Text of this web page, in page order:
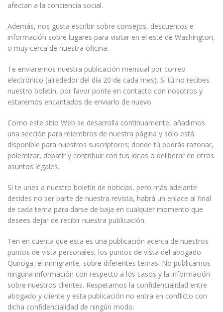
afectan a la conciencia social.
Además, nos gusta escribir sobre consejos, descuentos e
información sobre lugares para visitar en el este de Washington,
o muy cerca de nuestra oficina.
Te enviaremos nuestra publicación mensual por correo
electrónico (alrededor del día 20 de cada mes). Si tú no recibes
nuestro boletín, por favor ponte en contacto con nosotros y
estaremos encantados de enviarlo de nuevo.
Como este sitio Web se desarrolla continuamente, añadimos
una sección para miembros de nuestra página y sólo está
disponible para nuestros suscriptores; donde tú podrás razonar,
polemizar, debatir y contribuir con tus ideas o deliberar en otros
asuntos legales.
Si te unes a nuestro boletín de noticias, pero más adelante
decides no ser parte de nuestra revista, habrá un enlace al final
de cada tema para darse de baja en cualquier momento que
desees dejar de recibir nuestra publicación.
Ten en cuenta que esta es una publicación acerca de nuestros
puntos de vista personales, los puntos de vista del abogado
Quiroga, el inmigrante, sobre diferentes temas. No publicamos
ninguna información con respecto a los casos y la información
sobre nuestros clientes. Respetamos la confidencialidad entre
abogado y cliente y esta publicación no entra en conflicto con
dicha confidencialidad de ningún modo.